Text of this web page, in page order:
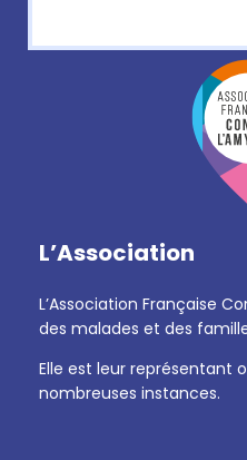
L’Association
L’Association Française
des malades et des
Elle est leur représentant
nombreuses instances.